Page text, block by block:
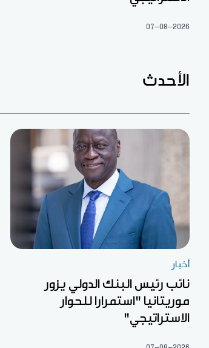
07-08-2026
الأحدث
أخبار
نائب رئيس البنك الدولي يزور
موريتانيا "استمرارا للحوار
الاستراتيجي"